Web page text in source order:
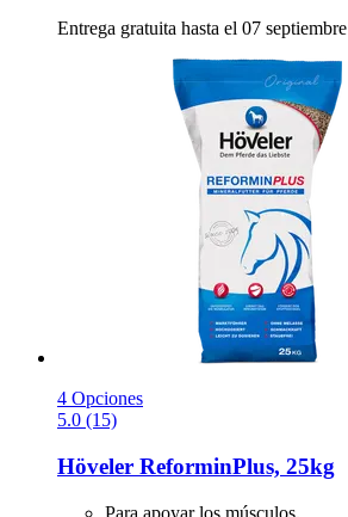
Entrega gratuita hasta el 07 septiembre
4 Opciones
5.0 (15)
Höveler ReforminPlus, 25kg
Para apoyar los músculos.